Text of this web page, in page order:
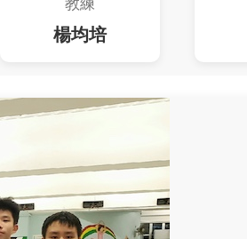
教練
楊均培